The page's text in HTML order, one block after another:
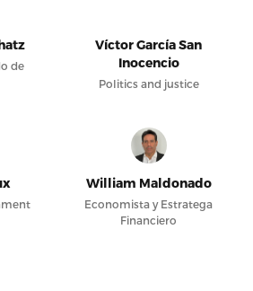
de
Víctor García San
Inocencio
Politics and justice
William Maldonado
Economista y Estratega
Financiero